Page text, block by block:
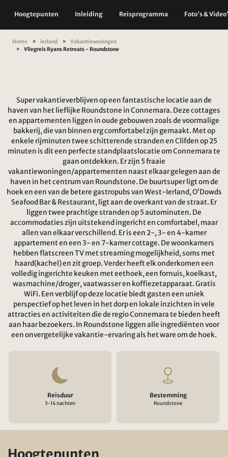
Hoogtepunten Inleiding Reisprogramma Foto's &
Home Ierland
Vakantiewoningen
Vliegreis Ryans Retreats - Roundstone
Super vakantieverblijven op een fantastische locatie aan de
haven van het lieflijke Roundstone in Connemara. Deze cottages
en appartementen liggen in oude gebouwen zoals de voormalige
bakkerij, die van binnen erg comfortabel zijn gemaakt. Met op
enkele rijminuten twee schitterende stranden en Clifden op 25
minuten is dit een perfecte standplaatslocatie om Connemara te
gaan ontdekken. Er zijn 5 fraaie
vakantiewoningen/appartementen naast elkaar gelegen aan de
haven in het centrum van Roundstone. De buurtsuper ligt om de
hoek en een van de betere gastropubs van West-Ierland, O’Dowds
Seafood Bar & Restaurant, ligt aan de overkant van de straat. Er
liggen twee prachtige stranden op 5 autominuten. De
accommodaties zijn uitstekend ingericht en comfortabel, maar
allen van elkaar verschillend. Er is een 2-, 3- en 4-kamer
appartement en een 3- en 7-kamer cottage. De woonkamers
hebben flatscreen TV met streaming mogelijkheid, soms met
haard(kachel) en zit groep. Verder heeft elk onderkomen een
volledig ingerichte keuken met eethoek, een fornuis, koelkast,
wasmachine/droger, vaatwasser en koffiezetapparaat. Gratis
WiFi. Een verblijf op deze locatie biedt gasten een uniek
perspectief op het leven in het dorp en lokale inzichten in vele
attracties en activiteiten die de regio Connemara te bieden heeft
aan haar bezoekers. In Roundstone liggen alle ingrediënten voor
een onvergetelijke vakantie-ervaring als het ware om de hoek.
Reisduur
3-14 nachten
Bestemming
Roundstone